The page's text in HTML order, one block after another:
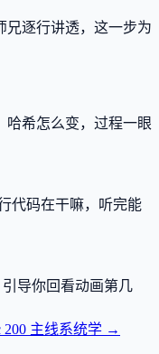
兄逐行讲透，这一步为
哈希怎么变，过程一眼
代码在干嘛，听完能
导你回看动画第几
200 主线系统学 →